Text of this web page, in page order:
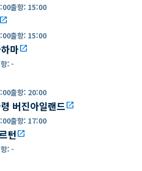
출항: 15:00
open_in_new
출항: 15:00
마open_in_new
: -
출항: 20:00
버진아일랜드open_in_new
출항: 17:00
턴open_in_new
: -